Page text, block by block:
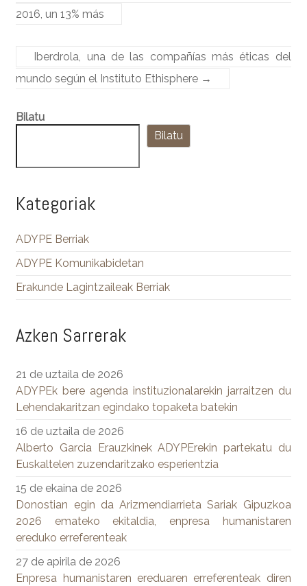
2016, un 13% más
Iberdrola, una de las compañías más éticas del
mundo según el Instituto Ethisphere →
Bilatu
Bilatu
Kategoriak
ADYPE Berriak
ADYPE Komunikabidetan
Erakunde Lagintzaileak Berriak
Azken Sarrerak
21 de uztaila de 2026
ADYPEk bere agenda instituzionalarekin jarraitzen du
Lehendakaritzan egindako topaketa batekin
16 de uztaila de 2026
Alberto Garcia Erauzkinek ADYPErekin partekatu du
Euskaltelen zuzendaritzako esperientzia
15 de ekaina de 2026
Donostian egin da Arizmendiarrieta Sariak Gipuzkoa
2026 emateko ekitaldia, enpresa humanistaren
ereduko erreferenteak
27 de apirila de 2026
Enpresa humanistaren ereduaren erreferenteak diren